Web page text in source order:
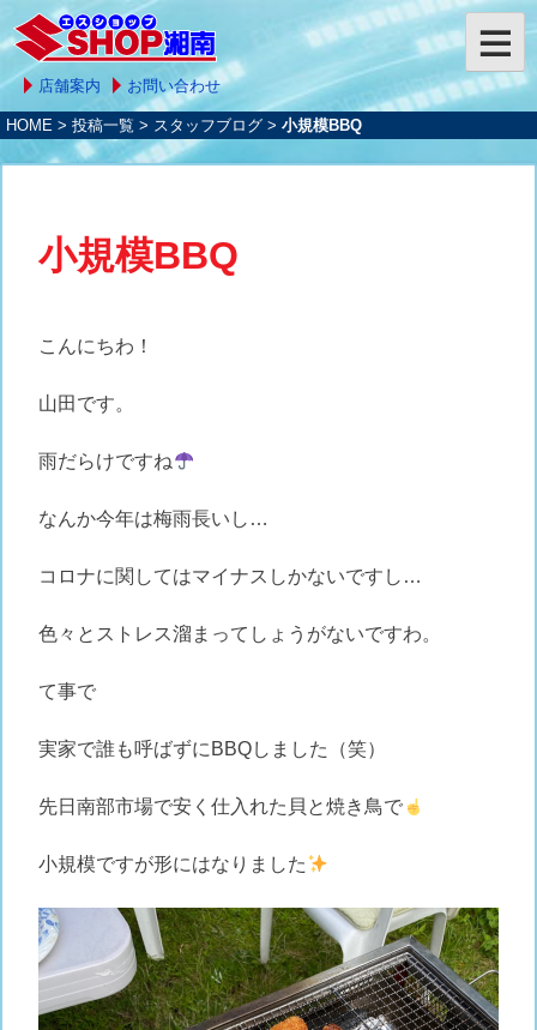
店舗案内 お問い合わせ
HOME > 投稿一覧 > スタッフブログ > 小規模BBQ
小規模BBQ
こんにちわ！
山田です。
雨だらけですね
なんか今年は梅雨長いし…
コロナに関してはマイナスしかないですし…
色々とストレス溜まってしょうがないですわ。
て事で
実家で誰も呼ばずにBBQしました（笑）
先日南部市場で安く仕入れた貝と焼き鳥で
小規模ですが形にはなりました